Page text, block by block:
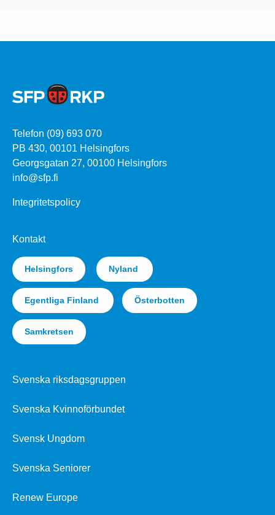
Telefon (09) 693 070
PB 430, 00101 Helsingfors
Georgsgatan 27, 00100 Helsingfors
info@sfp.fi
Integritetspolicy
Kontakt
Helsingfors Nyland
Egentliga Finland Österbotten
Samkretsen
Svenska riksdagsgruppen
Svenska Kvinnoförbundet
Svensk Ungdom
Svenska Seniorer
Renew Europe